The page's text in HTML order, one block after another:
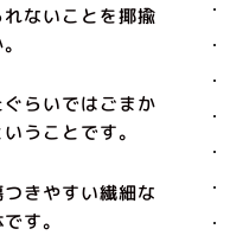
ないことを揶揄
らいではごまか
うことです。
きやすい繊細な
す。